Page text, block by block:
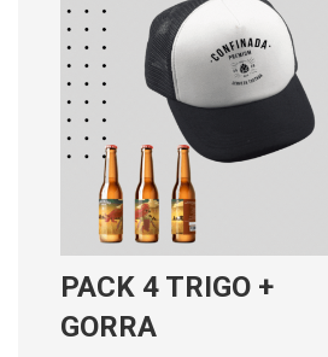
PACK 4 TRIGO +
GORRA